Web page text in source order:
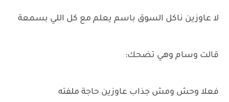
لا عاوزين ناكل السوق باسم يعلم مع كل اللي بسمعة
قالت وسام وهي تضحك:
فعلا وحش ومش جذاب عاوزين حاجة ملفته